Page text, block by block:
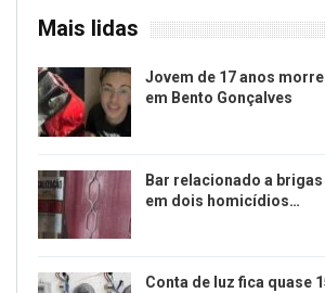
Mais lidas
Jovem de 17 anos
em Bento Gonçalves
Bar relacionado a
em dois homicídios…
Conta de luz fica quase